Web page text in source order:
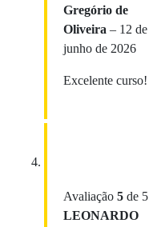
Gregório de
Oliveira – 12 de
junho de 2026
Excelente curso!
Avaliação 5 de 5
LEONARDO